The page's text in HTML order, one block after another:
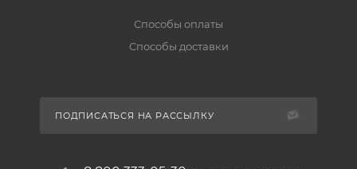
Способы оплаты
Способы доставки
ПОДПИСАТЬСЯ НА РАССЫЛКУ